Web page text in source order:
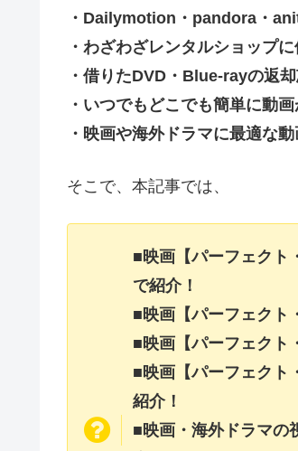
・Dailymotion・pandora・
・わざわざレンタルショップ
・借りたDVD・Blue-rayの返
・いつでもどこでも簡単に動
・映画や海外ドラマに最適な
そこで、本記事では、
■映画【パーフェクト
で紹介！
■映画【パーフェクト
■映画【パーフェクト
■映画【パーフェクト
紹介！
■映画・海外ドラマの